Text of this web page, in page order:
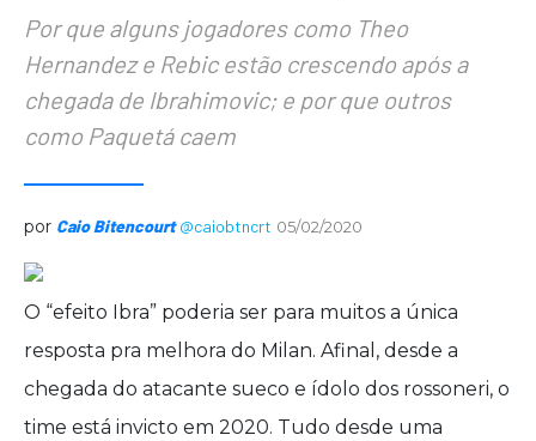
Por que alguns jogadores como Theo
Hernandez e Rebic estão crescendo após a
chegada de Ibrahimovic; e por que outros
como Paquetá caem
por Caio Bitencourt @caiobtncrt 05/02/2020
O “efeito Ibra” poderia ser para muitos a única
resposta pra melhora do Milan. Afinal, desde a
chegada do atacante sueco e ídolo dos rossoneri, o
time está invicto em 2020. Tudo desde uma